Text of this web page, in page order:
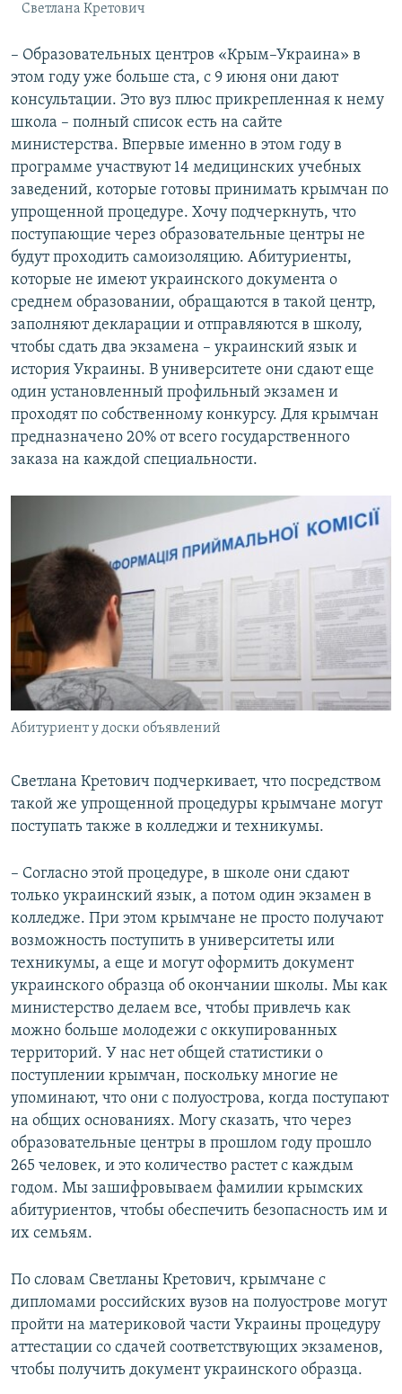
Светлана Кретович
– Образовательных центров «Крым–Украина» в
этом году уже больше ста, с 9 июня они дают
консультации. Это вуз плюс прикрепленная к нему
школа – полный список есть на сайте
министерства. Впервые именно в этом году в
программе участвуют 14 медицинских учебных
заведений, которые готовы принимать крымчан по
упрощенной процедуре. Хочу подчеркнуть, что
поступающие через образовательные центры не
будут проходить самоизоляцию. Абитуриенты,
которые не имеют украинского документа о
среднем образовании, обращаются в такой центр,
заполняют декларации и отправляются в школу,
чтобы сдать два экзамена – украинский язык и
история Украины. В университете они сдают еще
один установленный профильный экзамен и
проходят по собственному конкурсу. Для крымчан
предназначено 20% от всего государственного
заказа на каждой специальности.
Абитуриент у доски объявлений
Светлана Кретович подчеркивает, что посредством
такой же упрощенной процедуры крымчане могут
поступать также в колледжи и техникумы.
– Согласно этой процедуре, в школе они сдают
только украинский язык, а потом один экзамен в
колледже. При этом крымчане не просто получают
возможность поступить в университеты или
техникумы, а еще и могут оформить документ
украинского образца об окончании школы. Мы как
министерство делаем все, чтобы привлечь как
можно больше молодежи с оккупированных
территорий. У нас нет общей статистики о
поступлении крымчан, поскольку многие не
упоминают, что они с полуострова, когда поступают
на общих основаниях. Могу сказать, что через
образовательные центры в прошлом году прошло
265 человек, и это количество растет с каждым
годом. Мы зашифровываем фамилии крымских
абитуриентов, чтобы обеспечить безопасность им и
их семьям.
По словам Светланы Кретович, крымчане с
дипломами российских вузов на полуострове могут
пройти на материковой части Украины процедуру
аттестации со сдачей соответствующих экзаменов,
чтобы получить документ украинского образца.